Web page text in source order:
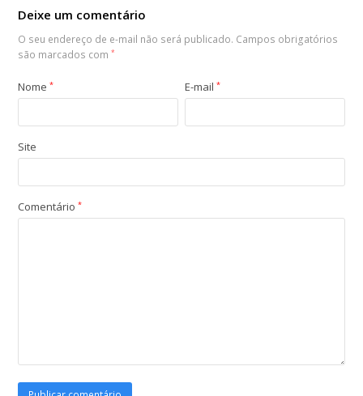
Deixe um comentário
O seu endereço de e-mail não será publicado. Campos obrigatórios
são marcados com*
Nome* E-mail*
Site
Comentário*